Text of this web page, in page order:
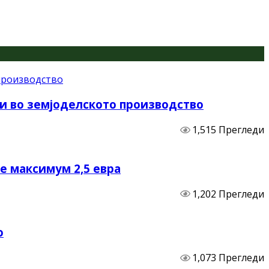
во земјоделското производство
1,515 Прегледи
максимум 2,5 евра
1,202 Прегледи
1,073 Прегледи